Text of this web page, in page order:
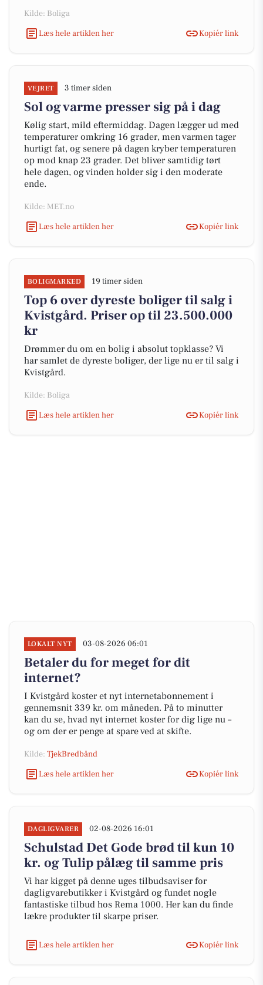
Kilde: Boliga
Læs hele artiklen her
Kopiér link
VEJRET 3 timer siden
Sol og varme presser sig på i dag
Kølig start, mild eftermiddag. Dagen lægger ud med
temperaturer omkring 16 grader, men varmen tager
hurtigt fat, og senere på dagen kryber temperaturen
op mod knap 23 grader. Det bliver samtidig tørt
hele dagen, og vinden holder sig i den moderate
ende.
Kilde: MET.no
Læs hele artiklen her
Kopiér link
BOLIGMARKED 19 timer siden
Top 6 over dyreste boliger til salg i
Kvistgård. Priser op til 23.500.000
kr
Drømmer du om en bolig i absolut topklasse? Vi
har samlet de dyreste boliger, der lige nu er til salg i
Kvistgård.
Kilde: Boliga
Læs hele artiklen her
Kopiér link
LOKALT NYT 03-08-2026 06:01
Betaler du for meget for dit
internet?
I Kvistgård koster et nyt internetabonnement i
gennemsnit 339 kr. om måneden. På to minutter
kan du se, hvad nyt internet koster for dig lige nu –
og om der er penge at spare ved at skifte.
Kilde: TjekBredbånd
Læs hele artiklen her
Kopiér link
DAGLIGVARER 02-08-2026 16:01
Schulstad Det Gode brød til kun 10
kr. og Tulip pålæg til samme pris
Vi har kigget på denne uges tilbudsaviser for
dagligvarebutikker i Kvistgård og fundet nogle
fantastiske tilbud hos Rema 1000. Her kan du finde
lækre produkter til skarpe priser.
Læs hele artiklen her Kopiér link